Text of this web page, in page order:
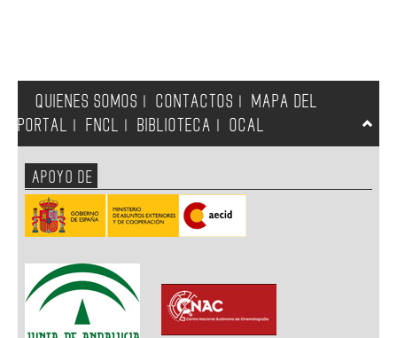
QUIENES SOMOS CONTACTOS
MAPA DEL
PORTAL
FNCL BIBLIOTECA OCAL
APOYO DE